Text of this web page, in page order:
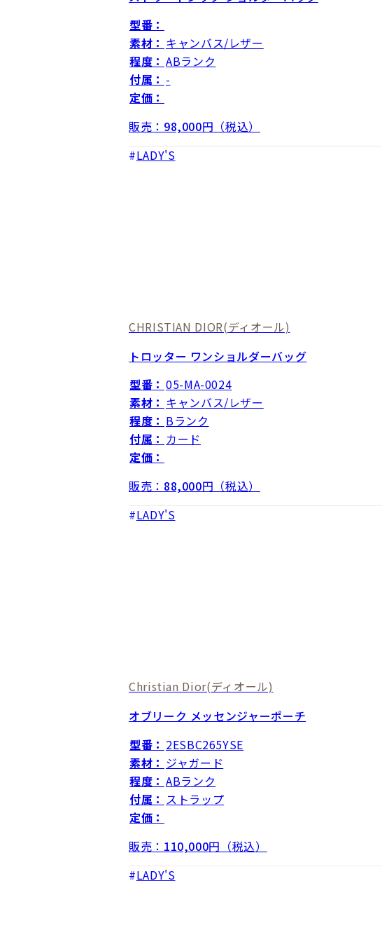
型番：
素材： キャンバス/レザー
程度： ABランク
付属： -
定価：
販売： 98,000円（税込）
LADY'S
CHRISTIAN DIOR(ディオール)
トロッター ワンショルダーバッグ
型番： 05-MA-0024
素材： キャンバス/レザー
程度： Bランク
付属： カード
定価：
販売： 88,000円（税込）
LADY'S
Christian Dior(ディオール)
オブリーク メッセンジャーポーチ
型番： 2ESBC265YSE
素材： ジャガード
程度： ABランク
付属： ストラップ
定価：
販売： 110,000円（税込）
LADY'S